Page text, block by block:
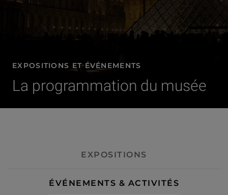
EXPOSITIONS ET ÉVÉNEMENTS
La programmation du musée
EXPOSITIONS
ÉVÉNEMENTS & ACTIVITÉS